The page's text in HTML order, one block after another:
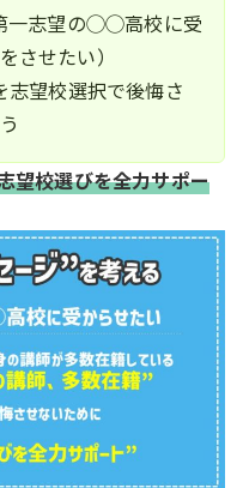
一志望の◯◯高校に受
させたい）
望校選択で後悔さ
望校選びを全力サポー